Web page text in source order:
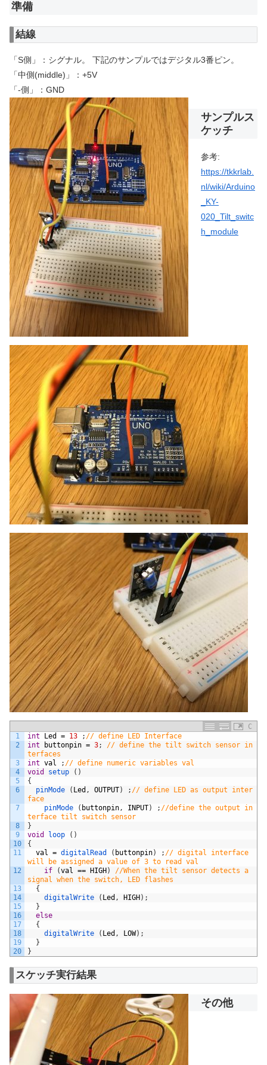
準備
結線
「S側」：シグナル。 下記のサンプルではデジタル3番ピン。
「中側(middle)」：+5V
「-側」：GND
サンプルス
ケッチ
参考:
https://tkkrlab.
nl/wiki/Arduino
_KY-
020_Tilt_switc
h_module
C
1
2
3
4
5
6
7
8
9
10
11
12
13
14
15
16
17
18
19
20
int Led = 13 ; // define LED Interface
int
buttonpin = 3;
// define the tilt switch sensor in
terfaces
int val ; // define numeric variables val
void
setup ( )
{
pinMode
( Led , OUTPUT) ; // define LED as output inter
face
pinMode
( buttonpin, INPUT) ; //define the output in
terface tilt switch sensor
}
void
loop ( )
{
val = digitalRead ( buttonpin) ; // digital interface
will be assigned a value of 3 to read val
if
(val == HIGH )
//When the tilt sensor detects a
signal when the switch, LED flashes
{
digitalWrite
( Led , HIGH ) ;
}
else
{
digitalWrite
( Led , LOW) ;
}
}
スケッチ実行結果
その他